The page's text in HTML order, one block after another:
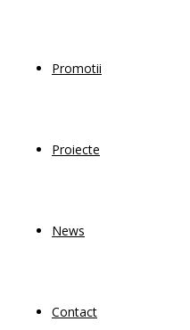
Promotii
Proiecte
News
Contact